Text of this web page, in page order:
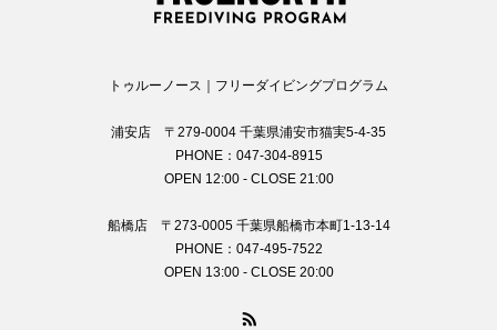
トゥルーノース｜フリーダイビングプログラム
浦安店 〒279-0004 千葉県浦安市猫実5-4-35
PHONE：047-304-8915
OPEN 12:00 - CLOSE 21:00
船橋店 〒273-0005 千葉県船橋市本町1-13-14
PHONE：047-495-7522
OPEN 13:00 - CLOSE 20:00